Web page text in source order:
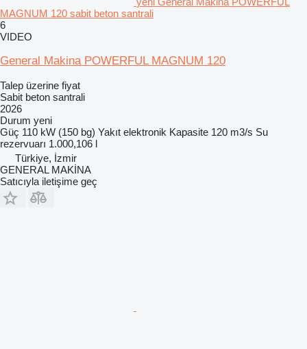
MAGNUM 120 sabit beton santrali
6
VIDEO
General Makina POWERFUL MAGNUM 120
Talep üzerine fiyat
Sabit beton santrali
2026
Durum yeni
Güç 110 kW (150 bg) Yakıt elektronik Kapasite 120 m3/s Su
rezervuarı 1.000,106 l
Türkiye, İzmir
GENERAL MAKİNA
Satıcıyla iletişime geç